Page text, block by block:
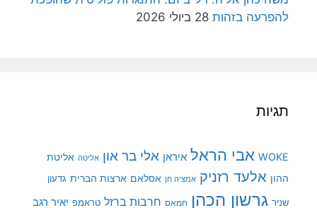
להפרעה בזהות 28 ביולי 2026
תגיות
WOKE אבי הראל איראן אלי בר און אליטה אליטת
ההון אלעד רזניק אמציה חן אסלאם ארצות הברית גדעון
שניר גרשון הכהן חמאס חרבות ברזל טראמפ יאיר רגב